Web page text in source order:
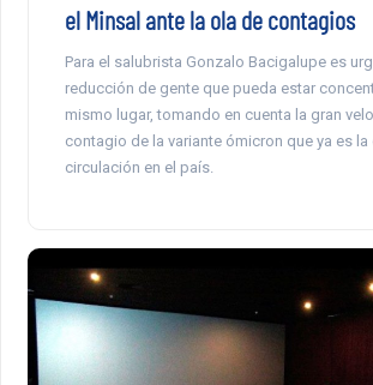
el Minsal ante la ola de contagios
Para el salubrista Gonzalo Bacigalupe es
reducción de gente que pueda estar
mismo lugar, tomando en cuenta la gran
contagio de la variante ómicron que ya es la
circulación en el país.